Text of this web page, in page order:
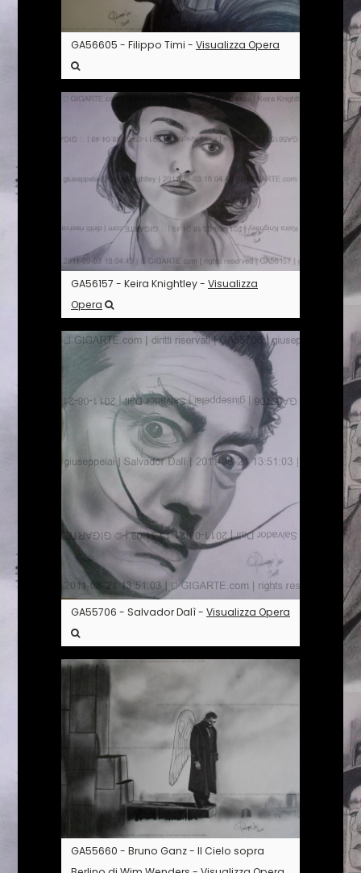
GA56605 - Filippo Timi - Visualizza Opera
GA56157 - Keira Knightley - Visualizza
Opera
GA55706 - Salvador Dalì - Visualizza Opera
GA55660 - Bruno Ganz - Il Cielo sopra